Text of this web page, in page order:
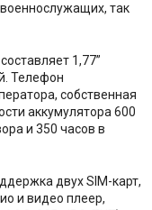
так
1,77”
Телефон
собственная
аккумулятора 600
и 350 часов в
двух SIM-карт,
и видео плеер,